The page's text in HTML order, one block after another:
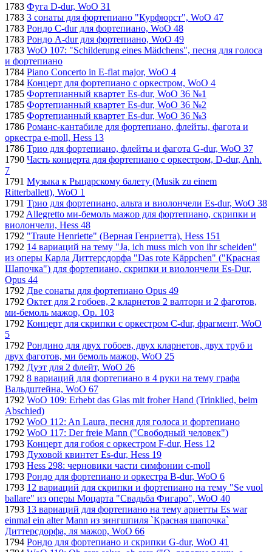
1783 Фуга D-dur, WoO 31
1783 3 сонаты для фортепиано "Курфюрст", WoO 47
1783 Рондо C-dur для фортепиано, WoO 48
1783 Рондо A-dur для фортепиано, WoO 49
1783 WoO 107: "Schilderung eines Mädchens", песня для голоса
и фортепиано
1784 Piano Concerto in E-flat major, WoO 4
1784 Концерт для фортепиано с оркестром, WoO 4
1785 Фортепианный квартет Es-dur, WoO 36 №1
1785 Фортепианный квартет Es-dur, WoO 36 №2
1785 Фортепианный квартет Es-dur, WoO 36 №3
1786 Романс-кантабиле для фортепиано, флейты, фагота и
оркестра e-moll, Hess 13
1786 Трио для фортепиано, флейты и фагота G-dur, WoO 37
1790 Часть концерта для фортепиано с оркестром, D-dur, Anh.
7
1791 Музыка к Рыцарскому балету (Musik zu einem
Ritterballett), WoO 1
1791 Трио для фортепиано, альта и виолончели Es-dur, WoO 38
1792 Allegretto ми-бемоль мажор для фортепиано, скрипки и
виолончели, Hess 48
1792 "Traute Henriette" (Верная Генриетта), Hess 151
1792 14 вариаций на тему "Ja, ich muss mich von ihr scheiden"
из оперы Карла Диттерсдорфа "Das rote Käppchen" ("Красная
Шапочка") для фортепиано, скрипки и виолончели Es-Dur,
Opus 44
1792 Две сонаты для фортепиано Opus 49
1792 Октет для 2 гобоев, 2 кларнетов 2 валторн и 2 фаготов,
ми-бемоль мажор, Op. 103
1792 Концерт для скрипки с оркестром C-dur, фрагмент, WoO
5
1792 Рондино для двух гобоев, двух кларнетов, двух труб и
двух фаготов, ми бемоль мажор, WoO 25
1792 Дуэт для 2 флейт, WoO 26
1792 8 вариаций для фортепиано в 4 руки на тему графа
Вальдштейна, WoO 67
1792 WoO 109: Erhebt das Glas mit froher Hand (Trinklied, beim
Abschied)
1792 WoO 112: An Laura, песня для голоса и фортепиано
1792 WoO 117: Der freie Mann ("Свободный человек")
1793 Концерт для гобоя с оркестром F-dur, Hess 12
1793 Духовой квинтет Es-dur, Hess 19
1793 Hess 298: черновики части симфонии c-moll
1793 Рондо для фортепиано и оркестра B-dur, WoO 6
1793 12 вариаций для скрипки и фортепиано на тему "Se vuol
ballare" из оперы Моцарта "Свадьба Фигаро", WoO 40
1793 13 вариаций для фортепиано на тему ариетты Es war
einmal ein alter Mann из зингшпиля `Красная шапочка`
Диттерсдорфа, ля мажор, WoO 66
1794 Рондо для фортепиано и скрипки G-dur, WoO 41